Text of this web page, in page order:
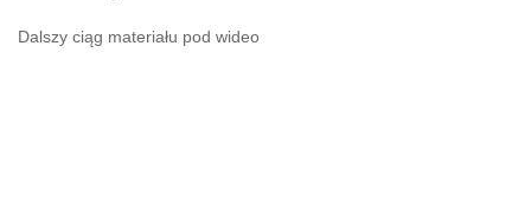
Dalszy ciąg materiału pod wideo